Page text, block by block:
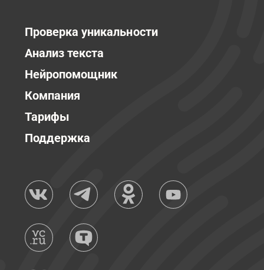
Проверка уникальности
Анализ текста
Нейропомощник
Компания
Тарифы
Поддержка